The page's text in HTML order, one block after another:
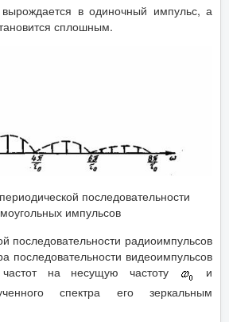
вырождается в одиночный импульс, а
сплошным.
последовательности
импульсов
последовательности радиоимпульсов
последовательности видеоимпульсов
на несущую частоту
и
спектра его зеркальным